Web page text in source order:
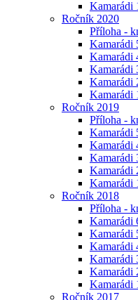
Kamarádi
Ročník 2020
Příloha -
Kamarádi
Kamarádi
Kamarádi
Kamarádi
Kamarádi
Ročník 2019
Příloha -
Kamarádi
Kamarádi
Kamarádi
Kamarádi
Kamarádi
Ročník 2018
Příloha -
Kamarádi
Kamarádi
Kamarádi
Kamarádi
Kamarádi
Kamarádi
Ročník 2017